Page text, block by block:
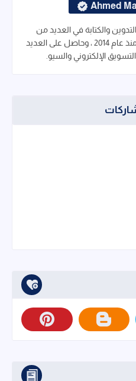
Ahmed
والكتابة في العديد من
المجالات أشهرها مجال التقنية منذ عام 2014 ، وحاصل على العديد
الإلكتروني والسيو.